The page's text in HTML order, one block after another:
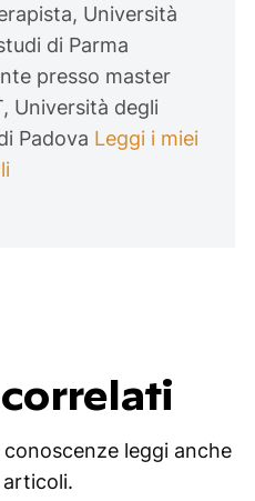
Università
di Parma
presso master
Università degli
Padova Leggi i miei
leggi anche